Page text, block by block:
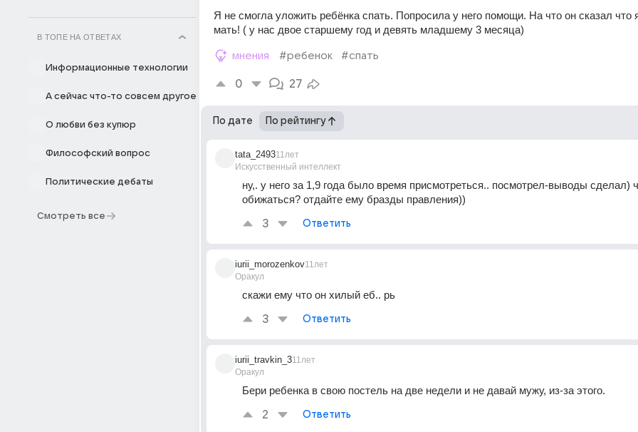
В ТОПЕ НА ОТВЕТАХ
Информационные технологии
А сейчас что-то совсем другое
О любви без купюр
Философский вопрос
Политические дебаты
Смотреть все
Я не смогла уложить ребёнка спать. Попросила у него помощи. На что он сказал что
мать! ( у нас двое старшему год и девять младшему 3 месяца)
мнения #ребенок #спать
0 27
По дате По рейтингу
tata_2493
Искусственный интеллект
11лет
ну,. у него за 1,9 года было время присмотреться.. посмотрел-выводы сделал)
обижаться? отдайте ему бразды правления))
3 Ответить
iurii_morozenkov
Оракул
11лет
скажи ему что он хилый еб.. рь
3 Ответить
iurii_travkin_3
Оракул
11лет
Бери ребенка в свою постель на две недели и не давай мужу, из-за этого.
2 Ответить